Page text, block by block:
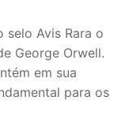
selo Avis Rara o
George Orwell.
em sua
para os